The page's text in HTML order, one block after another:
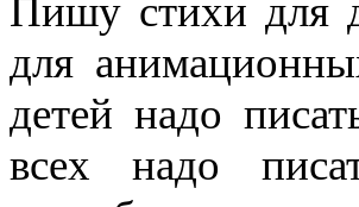
Пишу стихи для
для
детей надо
всех надо